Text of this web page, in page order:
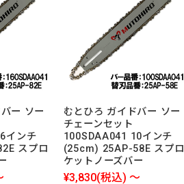
ー ソー
インチ
スプロ
むとひろ ガイドバー ソー
チェーンセット
100SDAA041 10インチ
(25cm) 25AP-58E スプロ
ケットノーズバー
¥3,830(税込) ～